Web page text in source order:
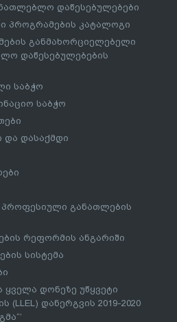
დაწესებულებები
პროგრამების კატალოგი
განმახორციელებელი
დაწესებულებების
საბჭო
საბჭო
დასაქმდი
განათლების
რეფორმის ანგარიში
სისტემა
ყველა დონეზე უწყვეტი
(LLEL) დანერგვის 2019-2020